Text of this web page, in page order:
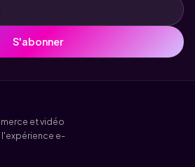
S'abonner
et vidéo
l'expérience e-